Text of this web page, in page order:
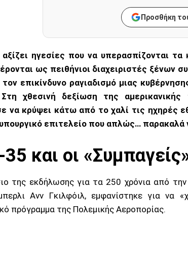
Προσθήκη
ηγεσίες που να υπερασπίζονται
ως πειθήνιοι διαχειριστές ξένων
τον επικίνδυνο ραγιαδισμό μιας
Στη χθεσινή δεξίωση της
να κρύψει κάτω από το χαλί τις ηχηρές
επιτελείο που απλώς… παρακαλά
και οι
της εκδήλωσης για τα 250 χρόνια από
Ανν Γκιλφόιλ, εμφανίστηκε για να
πρόγραμμα της Πολεμικής Αεροπορίας.